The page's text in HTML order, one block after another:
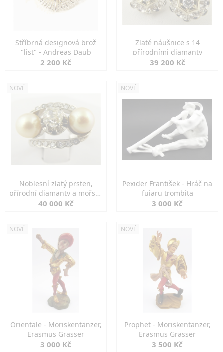
Stříbrná designová brož
"list" - Andreas Daub
2 200 Kč
Zlaté náušnice s 14
přírodními diamanty
39 200 Kč
NOVÉ
Noblesní zlatý prsten,
přírodní diamanty a mořské
perly
40 000 Kč
NOVÉ
Pexider František - Hráč na
fujaru trombita
3 000 Kč
NOVÉ
Orientale - Moriskentänzer,
Erasmus Grasser
3 000 Kč
NOVÉ
Prophet - Moriskentänzer,
Erasmus Grasser
3 500 Kč